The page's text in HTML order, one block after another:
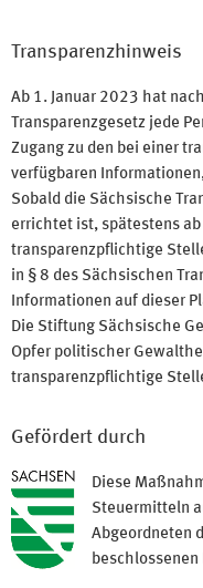
Transparenzhinweis
Ab 1. Januar 2023 hat
Transparenzgesetz jede
Zugang zu den bei einer
verfügbaren
Sobald die Sächsische
errichtet ist, spätestens
transparenzpflichtige
in § 8 des Sächsischen
Informationen auf dieser
Die Stiftung Sächsische
Opfer politischer
transparenzpflichtige
Gefördert durch
Diese
Steuermitteln
Abgeordneten